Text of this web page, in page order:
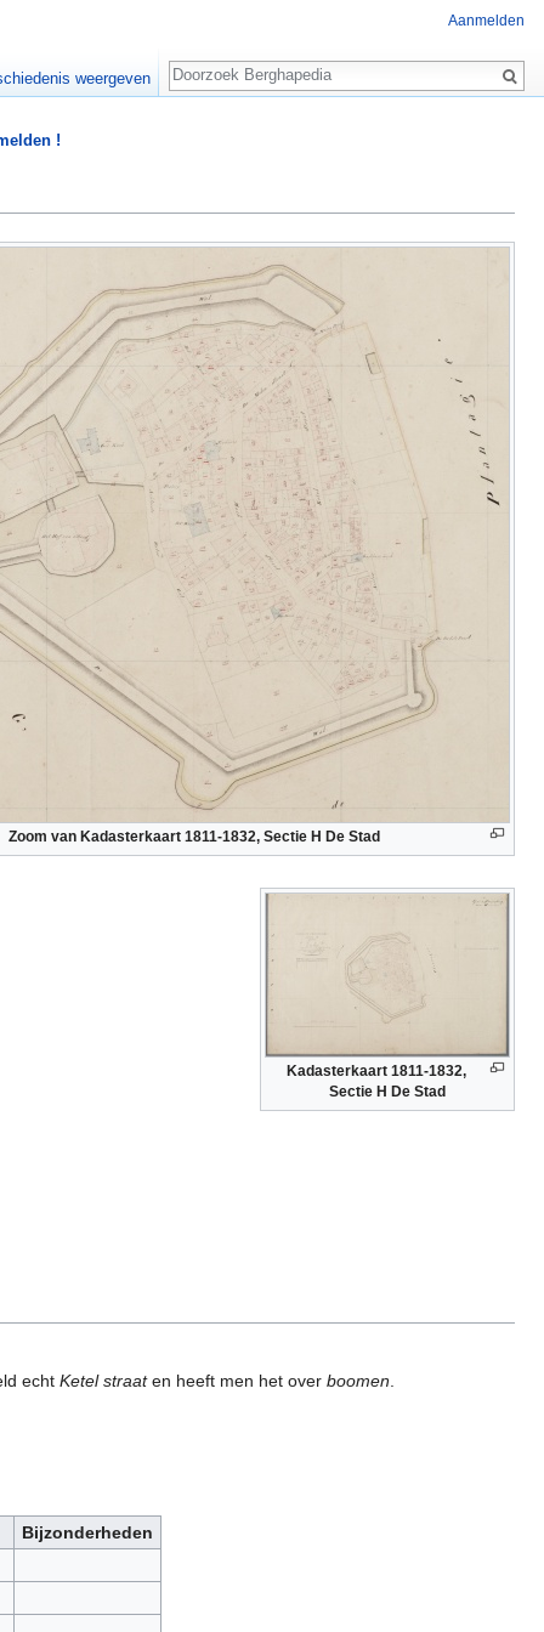
!
Zoom van Kadasterkaart 1811-1832, Sectie H De Stad
Kadasterkaart 1811-1832,
Sectie H De Stad
echtKetel straaten heeft men het overboomen.
Bijzonderheden
Aanmelden
weergeven
Zoeken